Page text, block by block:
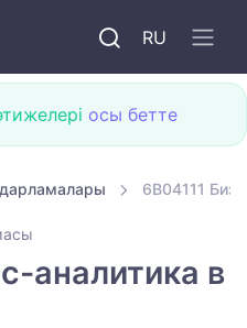
RU
осы бетте
6B04111
аналитика в